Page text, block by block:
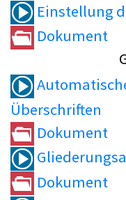
Einstellung
Dokument
Überschriften
Dokument
Dokument